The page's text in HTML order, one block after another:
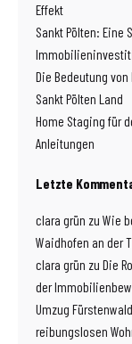
Effekt
Sankt Pölten: Eine
Die Bedeutung
Sankt Pölten Land
Home Staging für
Anleitungen
Letzte
clara grün zu Wie
Waidhofen an der
clara grün zu Die
der
Umzug
reibungslosen